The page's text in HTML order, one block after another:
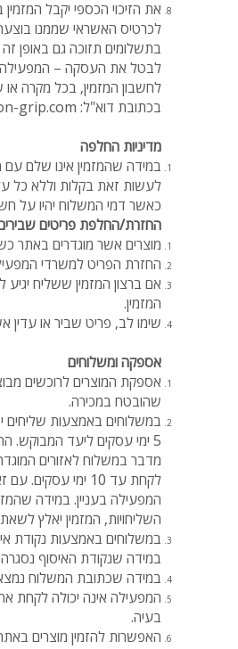
לכרטיס האשראי שממנו
בתשלומים תזוכה גם באופן
לבטל את העסקה –
לחשבון המזמין,
בכתובת דוא"ל: grip.com
מדיניות החלפה
במידה שהמזמין אינו שלם עם
כאשר דמי המשלוח יהיו על
החזרת/החלפת פריטים
מוצרים אשר מוגדרים באתר
החזרת הפריט למשרדי המפעילה
אם ברצון המזמין ששליח
המזמין.
שימו לב, פריט שביר או עדין
אספקה ומשלוחים
אספקת המוצרים לרוכשים
שהובטח במכירה.
במשלוחים באמצעות שליחים
לקחת עד 10 ימי
המפעילה בעניין. במידה
השליחויות, המזמין יאלץ לשאת בתשלום
במידה שנקודת האיסוף
במידה שכתובת המשלוח
המפעילה אינה יכולה לקחת
בעיה.
האפשרות להזמין מוצרים